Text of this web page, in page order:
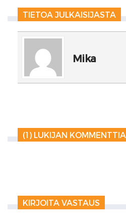
TIETOA JULKAISIJASTA
Mika
(1) LUKIJAN KOMMENTTIA
KIRJOITA VASTAUS